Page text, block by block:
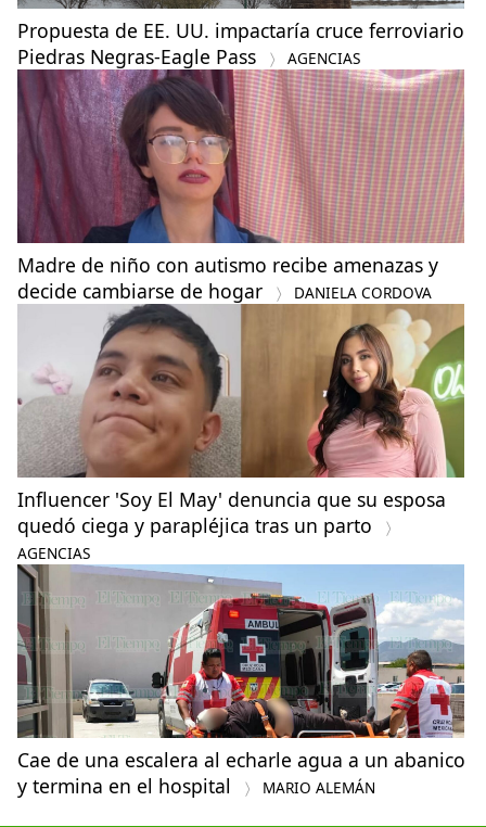
Propuesta de EE. UU. impactaría cruce ferroviario
Piedras Negras-Eagle Pass
AGENCIAS
Madre de niño con autismo recibe amenazas y
decide cambiarse de hogar
DANIELA CORDOVA
Influencer 'Soy El May' denuncia que su esposa
quedó ciega y parapléjica tras un parto
AGENCIAS
Cae de una escalera al echarle agua a un abanico
y termina en el hospital
MARIO ALEMÁN